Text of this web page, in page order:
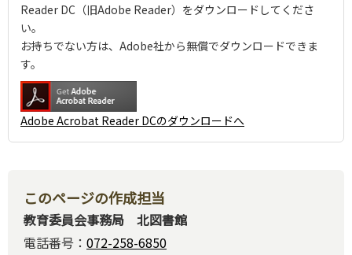
Reader DC（旧Adobe Reader）をダウンロードしてくださ
い。
お持ちでない方は、Adobe社から無償でダウンロードできま
す。
Adobe Acrobat Reader DCのダウンロードへ
このページの作成担当
教育委員会事務局 北図書館
電話番号： 072-258-6850